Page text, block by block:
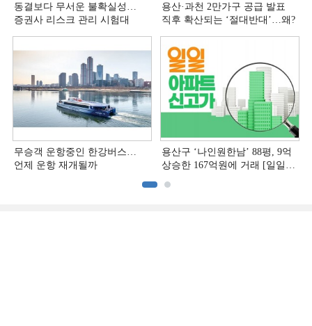
동결보다 무서운 불확실성…
증권사 리스크 관리 시험대
용산·과천 2만가구 공급 발표
직후 확산되는 ‘절대반대’…왜?
무승객 운항중인 한강버스…
언제 운항 재개될까
용산구 ‘나인원한남’ 88평, 9억
상승한 167억원에 거래 [일일